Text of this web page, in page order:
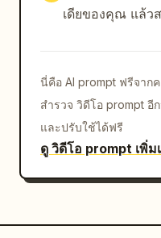
เดียของคุณ แล้ว
นี่คือ AI prompt ฟรีจาก
สำรวจ วิดีโอ prompt
และปรับใช้ได้ฟรี
ดู วิดีโอ prompt เพิ่ม